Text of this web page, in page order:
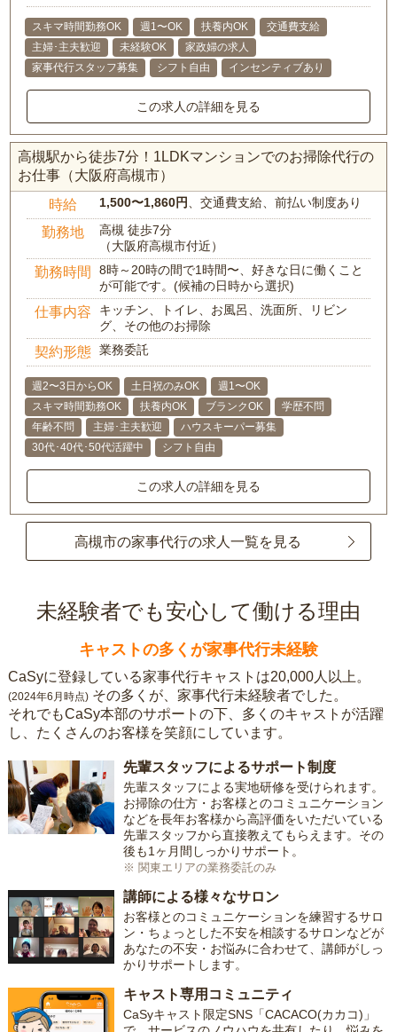
スキマ時間勤務OK 週1〜OK 扶養内OK
交通費支給
主婦･主夫歓迎
未経験OK
家政婦の求人
家事代行スタッフ募集
シフト自由 インセンティブあり
この求人の詳細を見る
高槻駅から徒歩7分！1LDKマンションでのお掃除代行の
お仕事（大阪府高槻市）
時給 1,500〜1,860円 、交通費支給、前払い制度あり
勤務地
高槻 徒歩7分
（大阪府高槻市付近）
勤務時間
8時～20時の間で1時間〜、好きな日に働くこと
が可能です。(候補の日時から選択)
仕事内容
キッチン、トイレ、お風呂、洗面所、リビン
グ、その他のお掃除
契約形態 業務委託
週2〜3日からOK 土日祝のみOK
週1〜OK
スキマ時間勤務OK
扶養内OK ブランクOK
学歴不問
年齢不問
主婦･主夫歓迎
ハウスキーパー募集
30代･40代･50代活躍中
シフト自由
この求人の詳細を見る
高槻市の家事代行の求人一覧を見る
未経験者でも安心して働ける理由
キャストの多くが家事代行未経験
CaSyに登録している家事代行キャストは20,000人以上。
(2024年6月時点) その多くが、家事代行未経験者でした。
それでもCaSy本部のサポートの下、多くのキャストが活躍
し、たくさんのお客様を笑顔にしています。
先輩スタッフによるサポート制度
先輩スタッフによる実地研修を受けられます。
お掃除の仕方・お客様とのコミュニケーション
などを長年お客様から高評価をいただいている
先輩スタッフから直接教えてもらえます。その
後も1ヶ月間しっかりサポート。
※ 関東エリアの業務委託のみ
講師による様々なサロン
お客様とのコミュニケーションを練習するサロ
ン・ちょっとした不安を相談するサロンなどが
あなたの不安・お悩みに合わせて、講師がしっ
かりサポートします。
キャスト専用コミュニティ
CaSyキャスト限定SNS「CACACO(カカコ)」